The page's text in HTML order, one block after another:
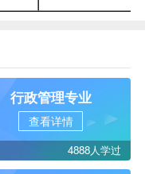
行政管理专业
查看详情
4888人学过